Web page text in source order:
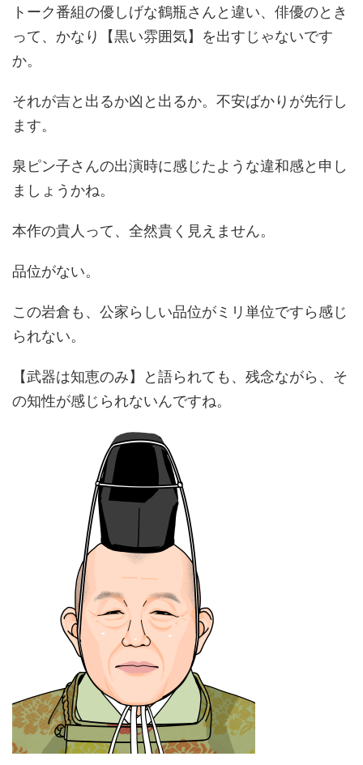
トーク番組の優しげな鶴瓶さんと違い、俳優のとき
って、かなり【黒い雰囲気】を出すじゃないです
か。
それが吉と出るか凶と出るか。不安ばかりが先行し
ます。
泉ピン子さんの出演時に感じたような違和感と申し
ましょうかね。
本作の貴人って、全然貴く見えません。
品位がない。
この岩倉も、公家らしい品位がミリ単位ですら感じ
られない。
【武器は知恵のみ】と語られても、残念ながら、そ
の知性が感じられないんですね。